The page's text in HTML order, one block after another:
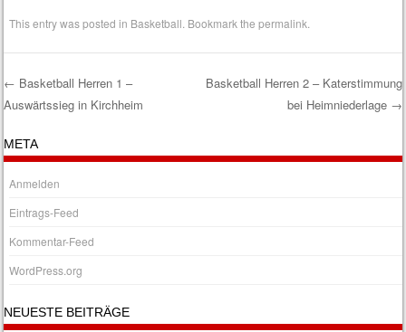
This entry was posted in Basketball . Bookmark thepermalink
Post navigation
← Basketball Herren 1 –
Auswärtssieg in Kirchheim
Basketball Herren 2 – Katerstimmung
bei Heimniederlage →
META
Anmelden
Eintrags-Feed
Kommentar-Feed
WordPress.org
NEUESTE BEITRÄGE